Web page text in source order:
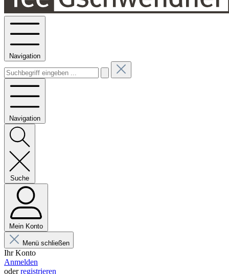
Navigation
Navigation
Suche
Mein Konto
Menü schließen
Ihr Konto
Anmelden
oderregistrieren